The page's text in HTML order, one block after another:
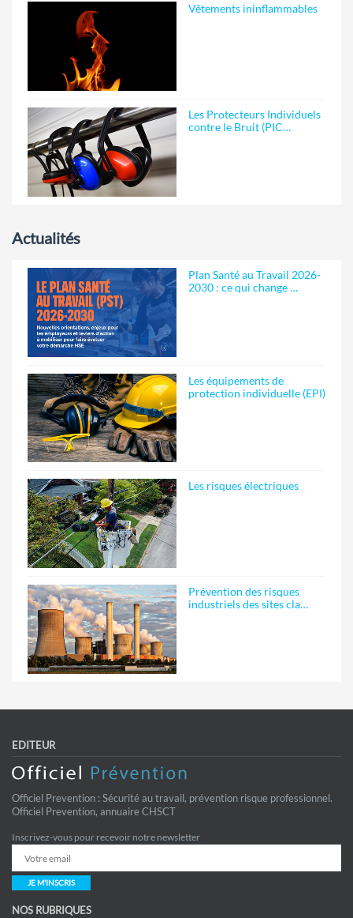
Vêtements ininflammables
Les Protecteurs Individuels
contre le Bruit (PIC…
Actualités
Plan Santé au Travail 2026-
2030 : ce qui change …
Les équipements de
protection individuelle (EPI)
Les risques électriques
Prévention des risques
industriels des sites cla…
EDITEUR
Officiel Prevention : Sécurité au travail, prévention risque professionnel.
Officiel Prevention, annuaire CHSCT
Inscrivez-vous pour recevoir notre newsletter
JE M'INSCRIS
NOS RUBRIQUES